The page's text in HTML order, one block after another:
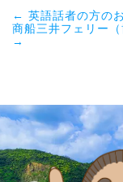
← 英語話者の方の
商船三井フェリー
→